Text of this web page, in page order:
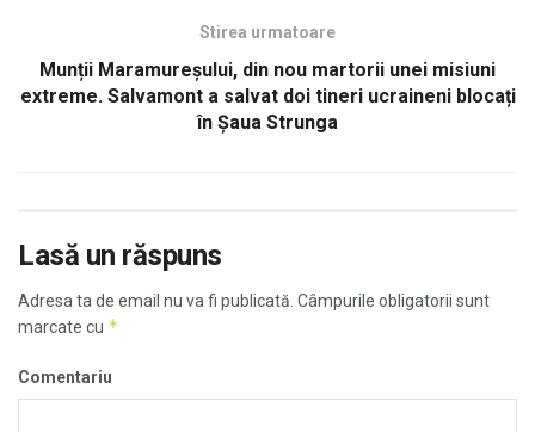
Stirea urmatoare
Munții Maramureșului, din nou martorii unei misiuni
extreme. Salvamont a salvat doi tineri ucraineni blocați
în Șaua Strunga
Lasă un răspuns
Adresa ta de email nu va fi publicată. Câmpurile obligatorii sunt
marcate cu *
Comentariu